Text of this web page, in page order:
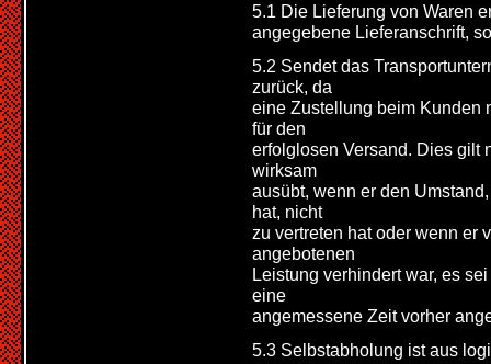
5.1 Die Lieferung von Waren
angegebene Lieferanschrift,
5.2 Sendet das
zurück, da
eine Zustellung beim Kunden
für den
erfolglosen Versand. Dies gilt
wirksam
ausübt, wenn er den
hat, nicht
zu vertreten hat oder wenn er
angebotenen
Leistung verhindert war, es
eine
angemessene Zeit vorher
5.3 Selbstabholung ist aus